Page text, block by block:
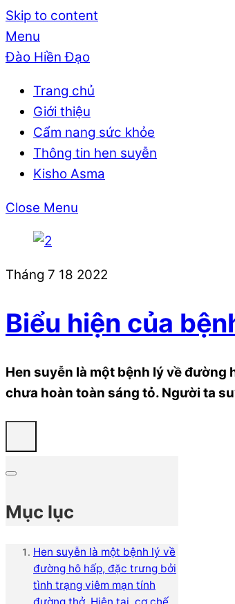
Skip to content
Menu
Đào Hiền Đạo
Trang chủ
Giới thiệu
Cẩm nang sức khỏe
Thông tin hen suyễn
Kisho Asma
Close Menu
Tháng 7 18 2022
Biểu hiện của
Hen suyễn là một bệnh lý về
chưa hoàn toàn sáng tỏ. Người ta
Mục lục
Hen suyễn là một bệnh lý về
đường hô hấp, đặc trưng bởi
tình trạng viêm mạn tính